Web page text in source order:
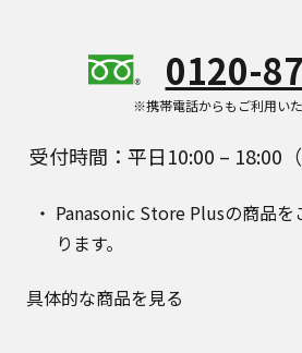
0120-
※携帯電話からもご利用い
受付時間：平日10:00 – 18:00
Panasonic Store Plusの商品を
ります。
具体的な商品を見る